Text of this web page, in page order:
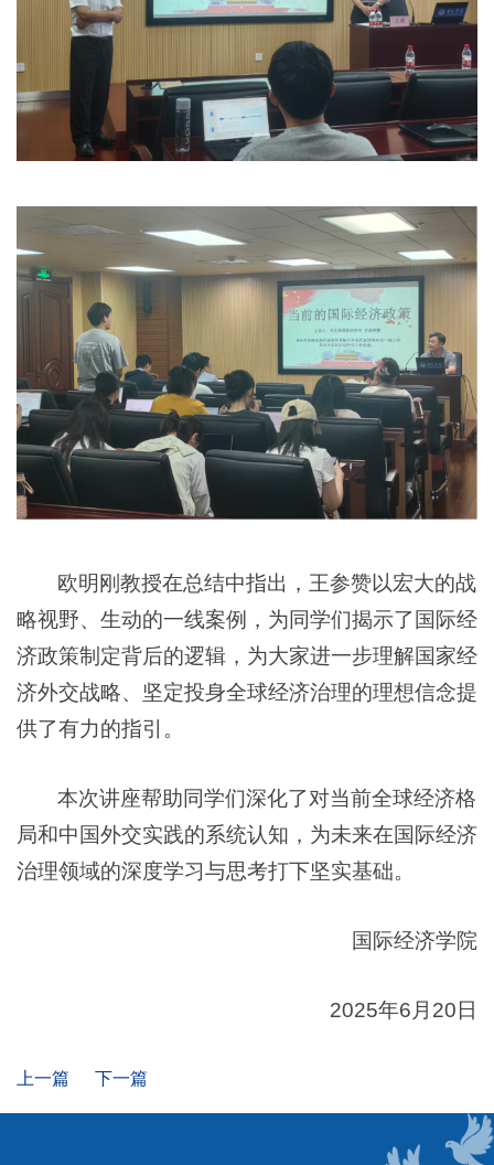
欧明刚教授在总结中指出，王参赞以宏大的战
略视野、生动的一线案例，为同学们揭示了国际经
济政策制定背后的逻辑，为大家进一步理解国家经
济外交战略、坚定投身全球经济治理的理想信念提
供了有力的指引。
本次讲座帮助同学们深化了对当前全球经济格
局和中国外交实践的系统认知，为未来在国际经济
治理领域的深度学习与思考打下坚实基础。
国际经济学院
2025年6月20日
上一篇 下一篇